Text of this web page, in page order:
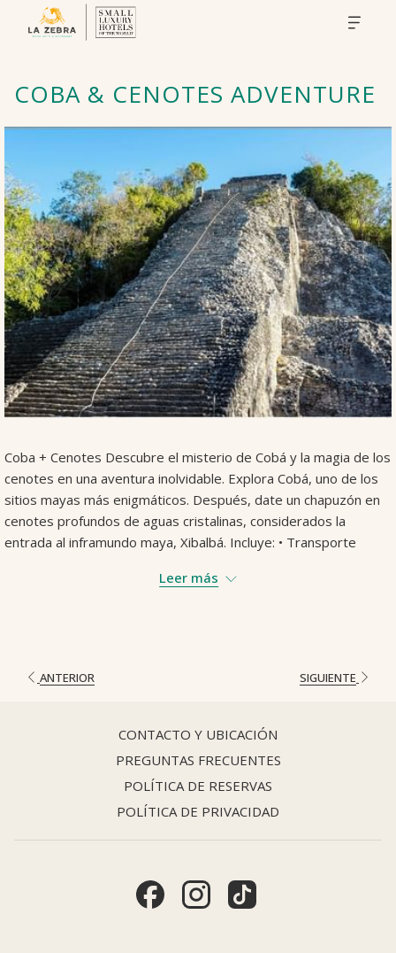
COBA & CENOTES ADVENTURE
Coba + Cenotes Descubre el misterio de Cobá y la magia de los
cenotes en una aventura inolvidable. Explora Cobá, uno de los
sitios mayas más enigmáticos. Después, date un chapuzón en
cenotes profundos de aguas cristalinas, considerados la
entrada al inframundo maya, Xibalbá. Incluye: • Transporte
(ruinas de Cobá, dos cenotes y aldea maya) • Chalecos
Leer más
ANTERIOR SIGUIENTE
CONTACTO Y UBICACIÓN
PREGUNTAS FRECUENTES
POLÍTICA DE RESERVAS
POLÍTICA DE PRIVACIDAD